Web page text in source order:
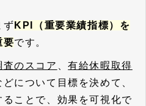
ず KPI（重要業績指標）を
要です。
のスコア 、有給休暇取得
どについて目標を決めて、
ことで、効果を可視化で